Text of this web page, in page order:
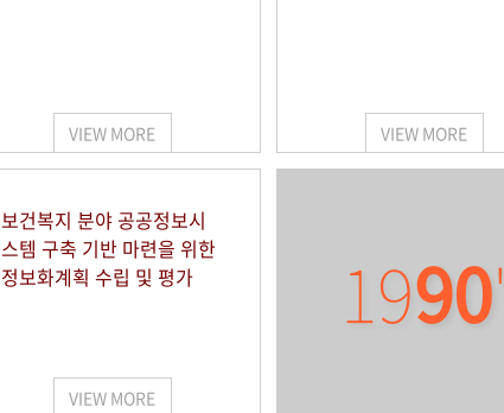
VIEW MORE VIEW MORE
보건복지 분야 공공정보시
스템 구축 기반 마련을 위한
정보화계획 수립 및 평가
VIEW MORE
1990'